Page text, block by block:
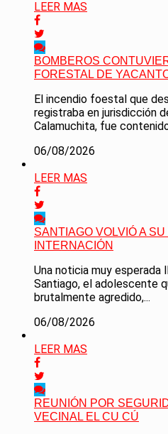
LEER MAS
BOMBEROS
FORESTAL DE
El incendio foestal que
registraba en jurisdicción
Calamuchita, fue
06/08/2026
LEER MAS
SANTIAGO VOLVIÓ A
INTERNACIÓN
Una noticia muy esperada
Santiago, el adolescente
brutalmente agredido,...
06/08/2026
LEER MAS
REUNIÓN POR
VECINAL EL CU CÚ